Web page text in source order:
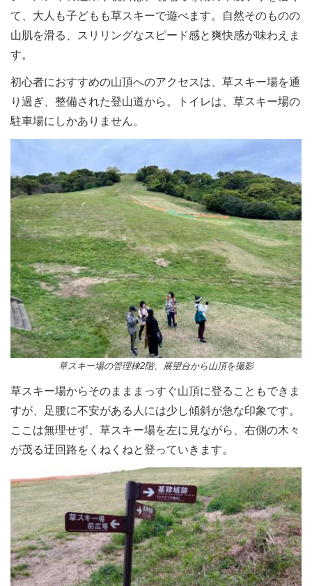
地域の保護者たちが自分の子どもに木製ソリを作って、草
スキーを楽しんでいたそう。 天然芝の保護のため、専用
の木製ソリを使います木製ソリの貸...
て、大人も子どもも草スキーで遊べます。自然そのものの
山肌を滑る、スリリングなスピード感と爽快感が味わえま
す。
初心者におすすめの山頂へのアクセスは、草スキー場を通
り過ぎ、整備された登山道から。トイレは、草スキー場の
駐車場にしかありません。
草スキー場の管理棟2階、展望台から山頂を撮影
草スキー場からそのまままっすぐ山頂に登ることもできま
すが、足腰に不安がある人には少し傾斜が急な印象です。
ここは無理せず、草スキー場を左に見ながら、右側の木々
が茂る迂回路をくねくねと登っていきます。